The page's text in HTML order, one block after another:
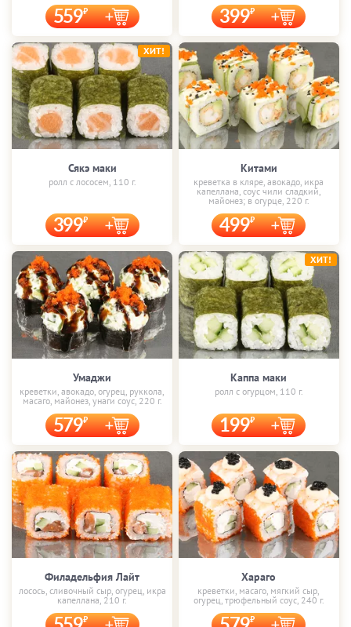
559 399
Сякэ маки
ролл с лососем, 110 г.
399
ХИТ!
Китами
креветка в кляре, авокадо, икра
капеллана, соус чили сладкий,
майонез; в огурце, 220 г.
499
Умаджи
креветки, авокадо, огурец, руккола,
масаго, майонез, унаги соус, 220 г.
579
Каппа маки
ролл с огурцом, 110 г.
199
ХИТ!
Филадельфия Лайт
лосось, сливочный сыр, огурец, икра
капеллана, 210 г.
Хараго
креветки, масаго, мягкий сыр,
огурец, трюфельный соус, 240 г.